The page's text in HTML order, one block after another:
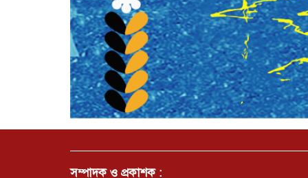
সম্পাদক ও প্রকাশক :